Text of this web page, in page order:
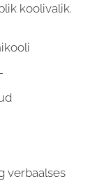
koolivalik.
verbaalses